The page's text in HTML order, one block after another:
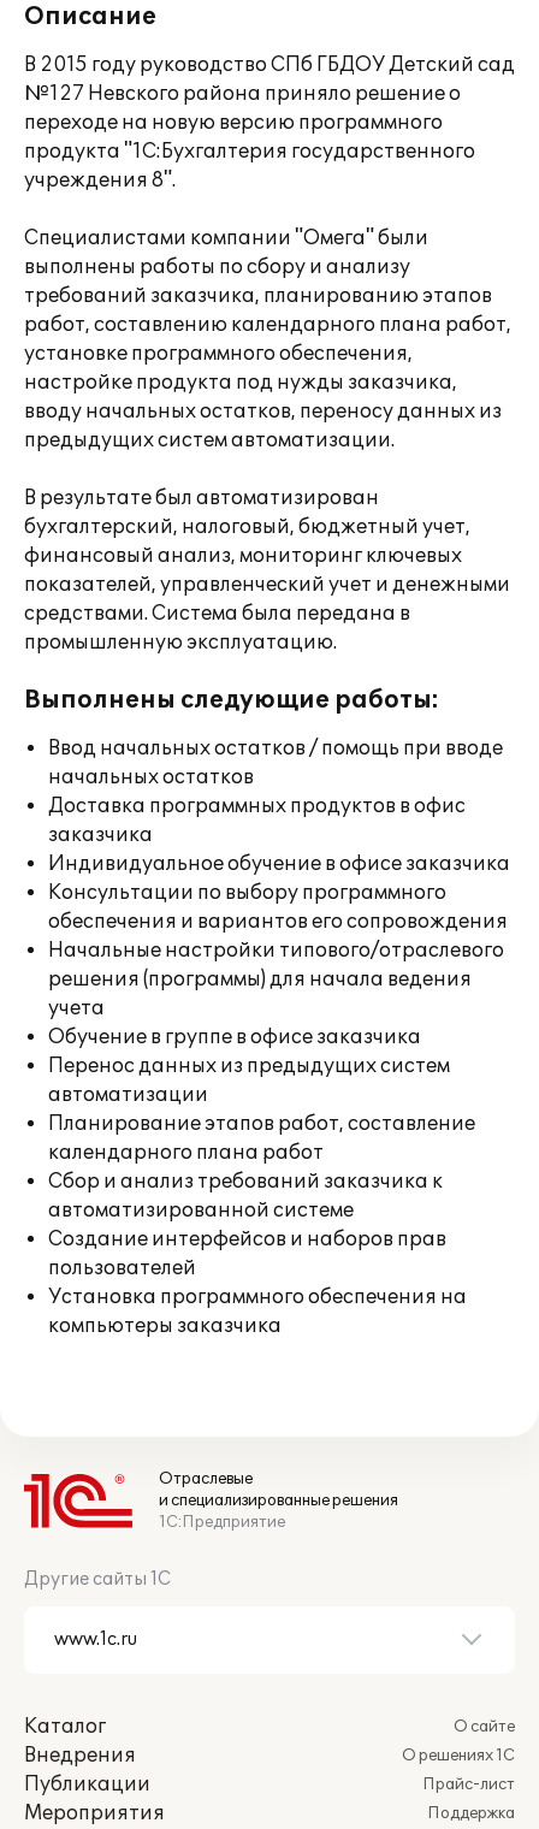
Описание
В 2015 году руководство СПб ГБДОУ Детский сад
№127 Невского района приняло решение о
переходе на новую версию программного
продукта "1С:Бухгалтерия государственного
учреждения 8".
Специалистами компании "Омега" были
выполнены работы по сбору и анализу
требований заказчика, планированию этапов
работ, составлению календарного плана работ,
установке программного обеспечения,
настройке продукта под нужды заказчика,
вводу начальных остатков, переносу данных из
предыдущих систем автоматизации.
В результате был автоматизирован
бухгалтерский, налоговый, бюджетный учет,
финансовый анализ, мониторинг ключевых
показателей, управленческий учет и денежными
средствами. Система была передана в
промышленную эксплуатацию.
Выполнены следующие работы:
Ввод начальных остатков / помощь при вводе
начальных остатков
Доставка программных продуктов в офис
заказчика
Индивидуальное обучение в офисе заказчика
Консультации по выбору программного
обеспечения и вариантов его сопровождения
Начальные настройки типового/отраслевого
решения (программы) для начала ведения
учета
Обучение в группе в офисе заказчика
Перенос данных из предыдущих систем
автоматизации
Планирование этапов работ, составление
календарного плана работ
Сбор и анализ требований заказчика к
автоматизированной системе
Создание интерфейсов и наборов прав
пользователей
Установка программного обеспечения на
компьютеры заказчика
Отраслевые
и специализированные решения
1С:Предприятие
Другие сайты 1С
Каталог
Внедрения
Публикации
Мероприятия
О сайте
О решениях 1С
Прайс-лист
Поддержка